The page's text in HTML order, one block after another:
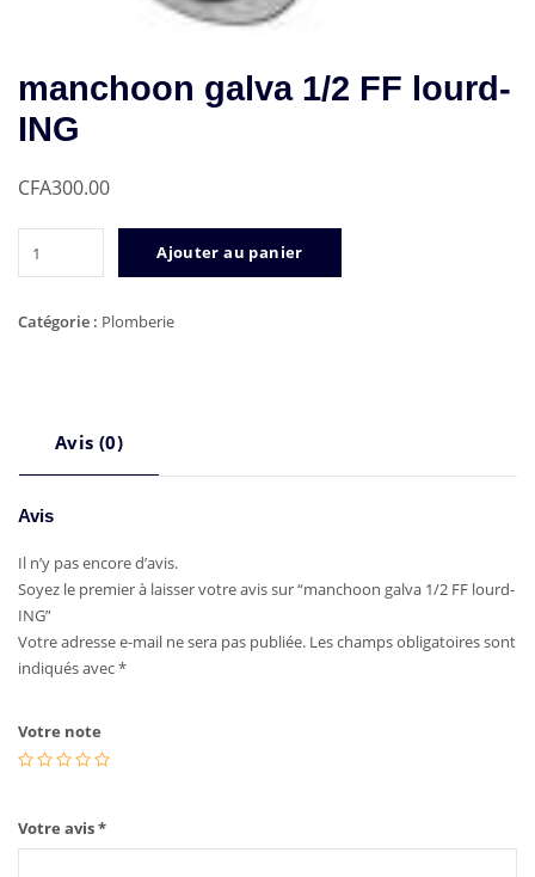
manchoon galva 1/2 FF lourd-
ING
CFA300.00
galva
Ajouter au panier
Catégorie : Plomberie
Avis (0)
Avis
Il n’y pas encore d’avis.
Soyez le premier à laisser votre avis sur “manchoon galva 1/2 FF lourd-
ING”
Votre adresse e-mail ne sera pas publiée. Les champs obligatoires sont
indiqués avec*
Votre note
Votre avis*